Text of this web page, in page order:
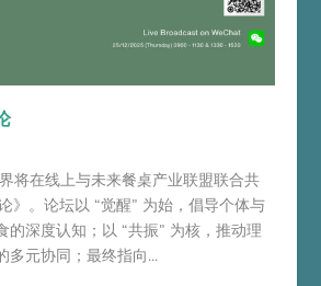
将在线上与未来餐桌产业联盟联合共
》。论坛以 “觉醒” 为始，倡导个体与
的深度认知；以 “共振” 为核，推动理
多元协同；最终指向...